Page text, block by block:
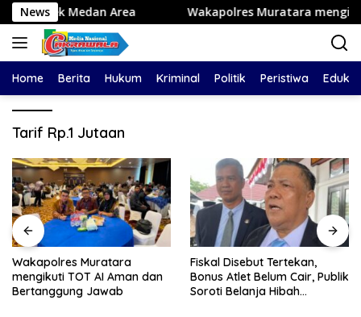
Langsung
ke
konten
NewsArea Wakapolres Muratara mengikuti TOT AI
Home Berita Hukum Kriminal Politik Peristiwa
Tarif Rp.1 Jutaan
Wakapolres Muratara
mengikuti TOT AI Aman dan
Bertanggung Jawab
Fiskal Disebut Tertekan,
Bonus Atlet Belum Cair, Publik
Soroti Belanja Hibah